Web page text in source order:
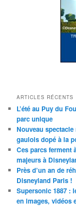
ARTICLES RÉCENTS
L’été au Puy du
parc unique
Nouveau
gaulois dopé à la
Ces parcs ferment
majeurs à
Près d’un an de
Disneyland Paris !
Supersonic 1887 :
en images, vidéos